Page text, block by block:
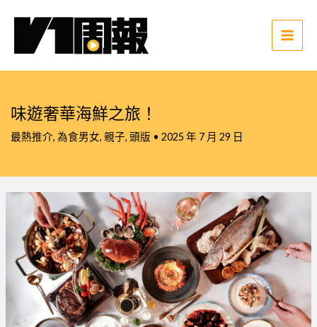
Main
味遊奢華海鮮之旅！
最熱推介, 為食男女, 親子, 頭版 • 2025 年 7 月 29 日